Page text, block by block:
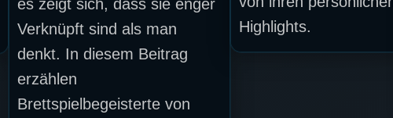
es zeigt sich, dass sie enger
Verknüpft sind als man
denkt. In diesem Beitrag
erzählen
Brettspielbegeisterte von
Highlights.